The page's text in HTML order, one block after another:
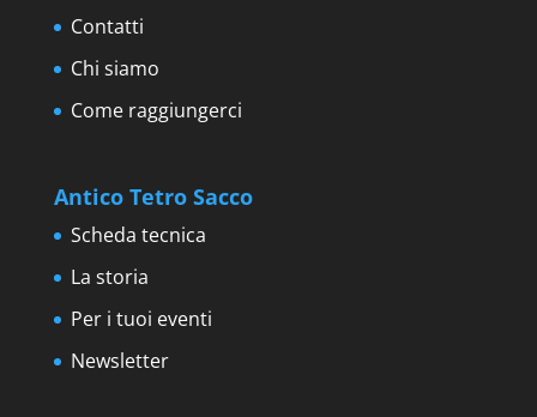
Contatti
Chi siamo
Come raggiungerci
Antico Tetro Sacco
Scheda tecnica
La storia
Per i tuoi eventi
Newsletter